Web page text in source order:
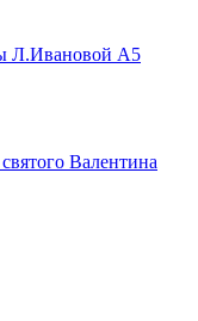
Л.Ивановой А5
Валентина